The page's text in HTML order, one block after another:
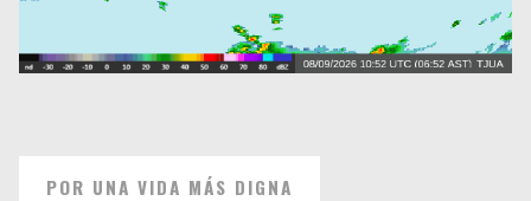
POR UNA VIDA MÁS DIGNA